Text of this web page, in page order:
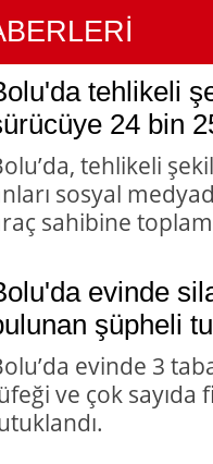
tehlikeli
24 bin
tehlikeli
sosyal
sahibine
evinde
şüpheli
evinde 3
ve çok